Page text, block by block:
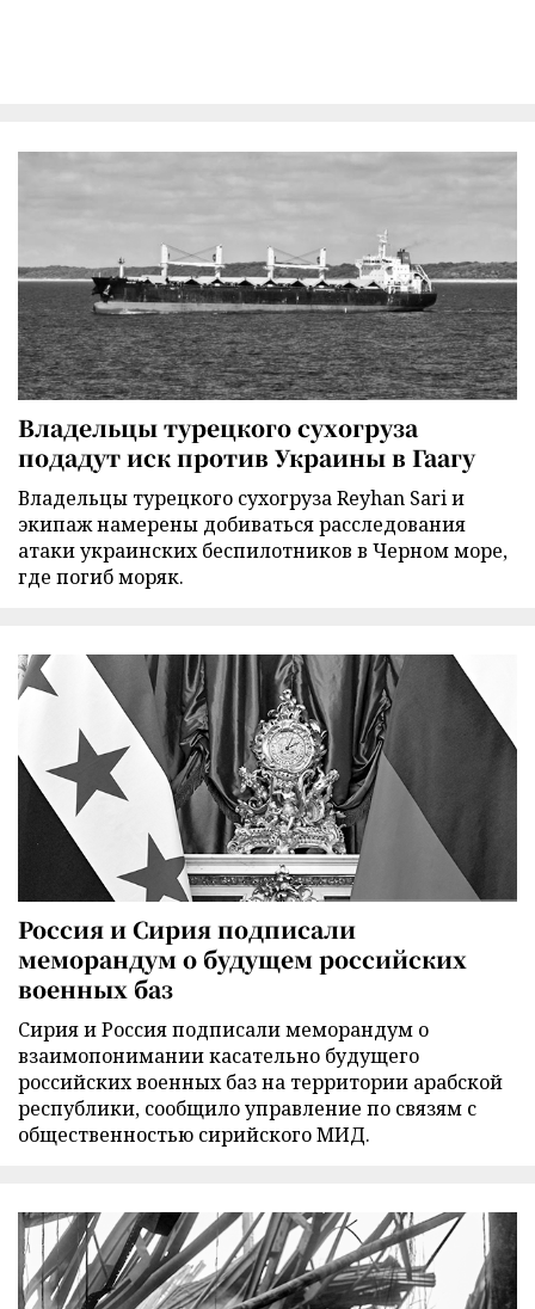
Владельцы турецкого сухогруза
подадут иск против Украины в Гаагу
Владельцы турецкого сухогруза Reyhan Sari и
экипаж намерены добиваться расследования
атаки украинских беспилотников в Черном море,
где погиб моряк.
Россия и Сирия подписали
меморандум о будущем российских
военных баз
Сирия и Россия подписали меморандум о
взаимопонимании касательно будущего
российских военных баз на территории арабской
республики, сообщило управление по связям с
общественностью сирийского МИД.